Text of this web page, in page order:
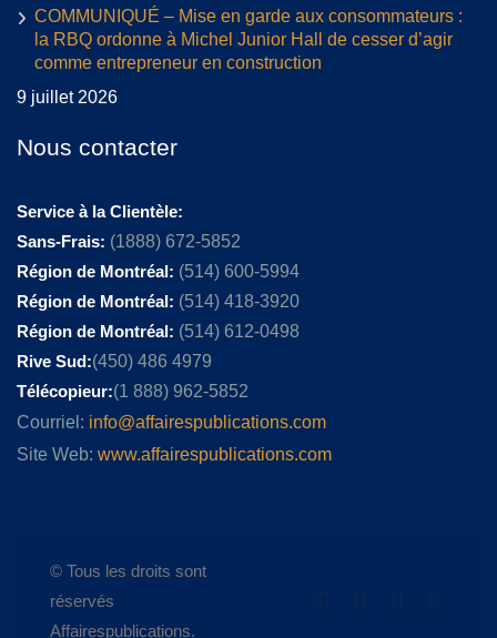
COMMUNIQUÉ – Mise en garde aux consommateurs :
la RBQ ordonne à Michel Junior Hall de cesser d’agir
comme entrepreneur en construction
9 juillet 2026
Nous contacter
Service à la Clientèle:
Sans-Frais: (1888) 672-5852
Région de Montréal: (514) 600-5994
Région de Montréal: (514) 418-3920
Région de Montréal: (514) 612-0498
Rive Sud:(450) 486 4979
Télécopieur:(1 888) 962-5852
Courriel: info@affairespublications.com
Site Web: www.affairespublications.com
© Tous les droits sont
réservés
Affairespublications.